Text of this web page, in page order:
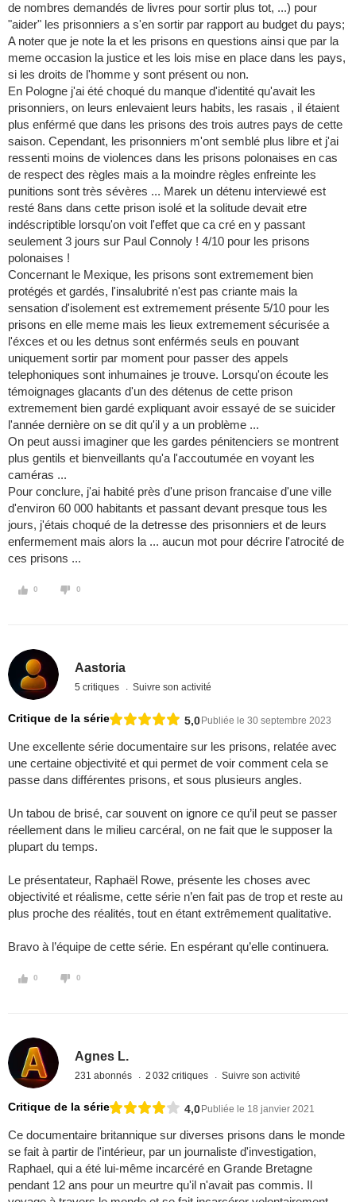
de nombres demandés de livres pour sortir plus tot, ...) pour
"aider" les prisonniers a s'en sortir par rapport au budget du pays;
A noter que je note la et les prisons en questions ainsi que par la
meme occasion la justice et les lois mise en place dans les pays,
si les droits de l'homme y sont présent ou non.
En Pologne j'ai été choqué du manque d'identité qu'avait les
prisonniers, on leurs enlevaient leurs habits, les rasais , il étaient
plus enférmé que dans les prisons des trois autres pays de cette
saison. Cependant, les prisonniers m'ont semblé plus libre et j'ai
ressenti moins de violences dans les prisons polonaises en cas
de respect des règles mais a la moindre règles enfreinte les
punitions sont très sévères ... Marek un détenu interviewé est
resté 8ans dans cette prison isolé et la solitude devait etre
indéscriptible lorsqu'on voit l'effet que ca cré en y passant
seulement 3 jours sur Paul Connoly ! 4/10 pour les prisons
polonaises !
Concernant le Mexique, les prisons sont extremement bien
protégés et gardés, l'insalubrité n'est pas criante mais la
sensation d'isolement est extremement présente 5/10 pour les
prisons en elle meme mais les lieux extremement sécurisée a
l'éxces et ou les detnus sont enférmés seuls en pouvant
uniquement sortir par moment pour passer des appels
telephoniques sont inhumaines je trouve. Lorsqu'on écoute les
témoignages glacants d'un des détenus de cette prison
extremement bien gardé expliquant avoir essayé de se suicider
l'année dernière on se dit qu'il y a un problème ...
On peut aussi imaginer que les gardes pénitenciers se montrent
plus gentils et bienveillants qu'a l'accoutumée en voyant les
caméras ...
Pour conclure, j'ai habité près d'une prison francaise d'une ville
d'environ 60 000 habitants et passant devant presque tous les
jours, j'étais choqué de la detresse des prisonniers et de leurs
enfermement mais alors la ... aucun mot pour décrire l'atrocité de
ces prisons ...
0 0
Aastoria
5 critiques Suivre son activité
Critique de la série 5,0Publiée le 30 septembre 2023
Une excellente série documentaire sur les prisons, relatée avec
une certaine objectivité et qui permet de voir comment cela se
passe dans différentes prisons, et sous plusieurs angles.
Un tabou de brisé, car souvent on ignore ce qu’il peut se passer
réellement dans le milieu carcéral, on ne fait que le supposer la
plupart du temps.
Le présentateur, Raphaël Rowe, présente les choses avec
objectivité et réalisme, cette série n’en fait pas de trop et reste au
plus proche des réalités, tout en étant extrêmement qualitative.
Bravo à l’équipe de cette série. En espérant qu’elle continuera.
0 0
Agnes L.
231 abonnés 2 032 critiques Suivre son activité
Critique de la série 4,0Publiée le 18 janvier 2021
Ce documentaire britannique sur diverses prisons dans le monde
se fait à partir de l'intérieur, par un journaliste d'investigation,
Raphael, qui a été lui-même incarcéré en Grande Bretagne
pendant 12 ans pour un meurtre qu'il n'avait pas commis. Il